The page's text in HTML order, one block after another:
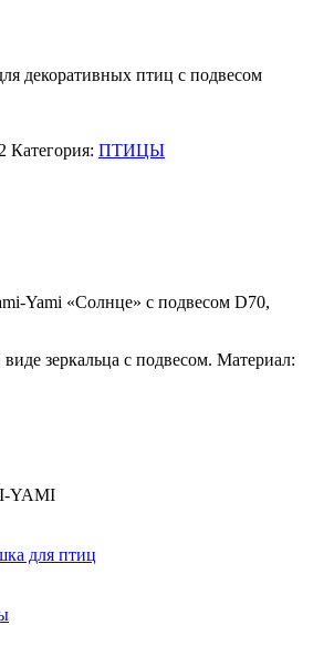
декоративных птиц с подвесом
Категория: ПТИЦЫ
Yami «Солнце» с подвесом D70,
зеркальца с подвесом. Материал:
YAMI
для птиц